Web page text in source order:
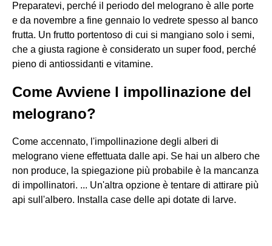
Preparatevi, perché il periodo del melograno è alle porte
e da novembre a fine gennaio lo vedrete spesso al banco
frutta. Un frutto portentoso di cui si mangiano solo i semi,
che a giusta ragione è considerato un super food, perché
pieno di antiossidanti e vitamine.
Come Avviene l impollinazione del
melograno?
Come accennato, l'impollinazione degli alberi di
melograno viene effettuata dalle api. Se hai un albero che
non produce, la spiegazione più probabile è la mancanza
di impollinatori. ... Un'altra opzione è tentare di attirare più
api sull'albero. Installa case delle api dotate di larve.